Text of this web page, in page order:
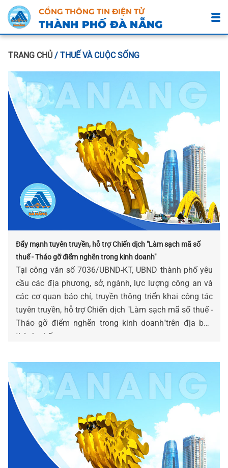
CỔNG THÔNG TIN ĐIỆN TỬ
THÀNH PHỐ ĐÀ NẴNG
TRANG CHỦ / THUẾ VÀ CUỘC SỐNG
Đẩy mạnh tuyên truyền, hỗ trợ Chiến dịch "Làm sạch mã số
thuế - Tháo gỡ điểm nghẽn trong kinh doanh"
Tại công văn số 7036/UBND-KT, UBND thành phố yêu
cầu các địa phương, sở, ngành, lực lượng công an và
các cơ quan báo chí, truyền thông triển khai công tác
tuyên truyền, hỗ trợ Chiến dịch "Làm sạch mã số thuế -
Tháo gỡ điểm nghẽn trong kinh doanh"trên địa bàn
thành phố.